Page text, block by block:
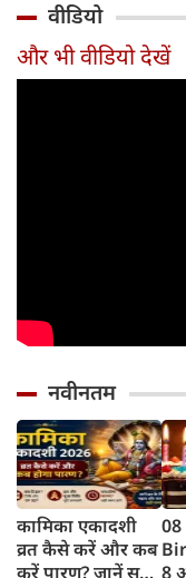
सावधान
का
वीडियो
और भी वीडियो देखें
नवीनतम
कामिका एकादशी
व्रत कैसे करें और कब
करें पारण? जानें सही 8